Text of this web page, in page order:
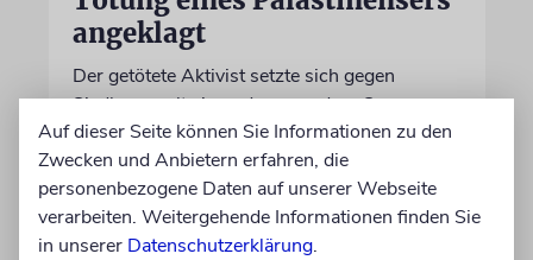
angeklagt
Der getötete Aktivist setzte sich gegen
Siedlergewalt ein und war an dem Oscar-
prämierten Film »No Other Land« beteiligt.
Jetzt steht der mutmaßliche Täter vor Gericht
07.08.2026
Auf dieser Seite können Sie Informationen zu den
Zwecken und Anbietern erfahren, die
personenbezogene Daten auf unserer Webseite
verarbeiten. Weitergehende Informationen finden Sie
in unserer Datenschutzerklärung.